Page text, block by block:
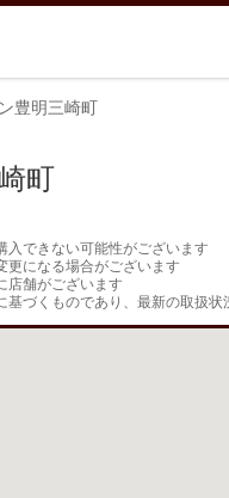
豊明三崎町
町
入できない可能性がございます
更になる場合がございます
店舗がございます
基づくものであり、最新の取扱